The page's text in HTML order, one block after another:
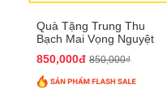
Quà Tặng Trung Thu
Bạch Mai Vọng Nguyệt
850,000đ 850,000₫